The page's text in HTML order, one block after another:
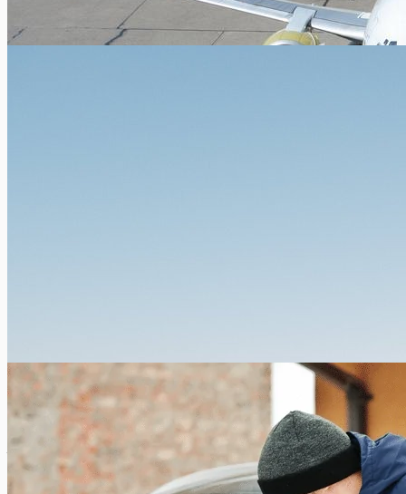
Faillite d’une compagnie aérienne ou d’un tour-opérateur
Xavier Van Caneghem
Air Berlin, Niki, Air Monarch, Wow… Thomas Cook… Chaque
année, il arrive malheureusement que des voyageurs aériens
malchanceux soient confrontés à...